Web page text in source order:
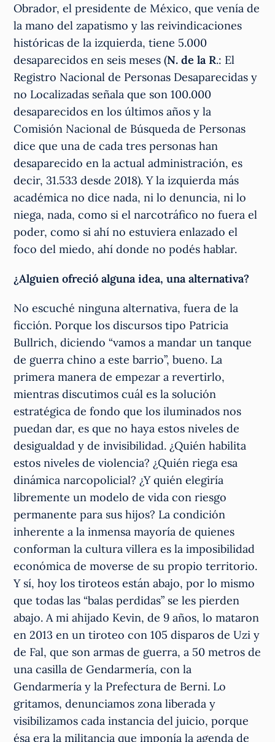
Obrador, el presidente de México, que venía de
la mano del zapatismo y las reivindicaciones
históricas de la izquierda, tiene 5.000
desaparecidos en seis meses (N. de la R.: El
Registro Nacional de Personas Desaparecidas y
no Localizadas señala que son 100.000
desaparecidos en los últimos años y la
Comisión Nacional de Búsqueda de Personas
dice que una de cada tres personas han
desaparecido en la actual administración, es
decir, 31.533 desde 2018). Y la izquierda más
académica no dice nada, ni lo denuncia, ni lo
niega, nada, como si el narcotráfico no fuera el
poder, como si ahí no estuviera enlazado el
foco del miedo, ahí donde no podés hablar.
¿Alguien ofreció alguna idea, una alternativa?
No escuché ninguna alternativa, fuera de la
ficción. Porque los discursos tipo Patricia
Bullrich, diciendo “vamos a mandar un tanque
de guerra chino a este barrio”, bueno. La
primera manera de empezar a revertirlo,
mientras discutimos cuál es la solución
estratégica de fondo que los iluminados nos
puedan dar, es que no haya estos niveles de
desigualdad y de invisibilidad. ¿Quién habilita
estos niveles de violencia? ¿Quién riega esa
dinámica narcopolicial? ¿Y quién elegiría
libremente un modelo de vida con riesgo
permanente para sus hijos? La condición
inherente a la inmensa mayoría de quienes
conforman la cultura villera es la imposibilidad
económica de moverse de su propio territorio.
Y sí, hoy los tiroteos están abajo, por lo mismo
que todas las “balas perdidas” se les pierden
abajo. A mi ahijado Kevin, de 9 años, lo mataron
en 2013 en un tiroteo con 105 disparos de Uzi y
de Fal, que son armas de guerra, a 50 metros de
una casilla de Gendarmería, con la
Gendarmería y la Prefectura de Berni. Lo
gritamos, denunciamos zona liberada y
visibilizamos cada instancia del juicio, porque
ésa era la militancia que imponía la agenda de